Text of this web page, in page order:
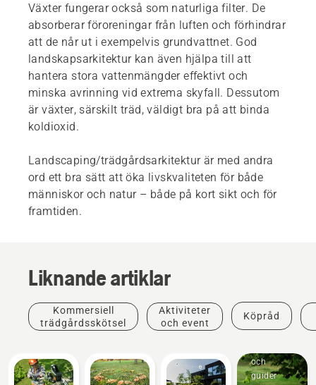
Växter fungerar också som naturliga filter. De
absorberar föroreningar från luften och förhindrar
att de når ut i exempelvis grundvattnet. God
landskapsarkitektur kan även hjälpa till att
hantera stora vattenmängder effektivt och
minska avrinning vid extrema skyfall. Dessutom
är växter, särskilt träd, väldigt bra på att binda
koldioxid.
Landscaping/trädgårdsarkitektur är med andra
ord ett bra sätt att öka livskvaliteten för både
människor och natur – både på kort sikt och för
framtiden.
Liknande artiklar
Kommersiell
trädgårdsskötsel
Aktiviteter
och event
Köpråd
och
guider